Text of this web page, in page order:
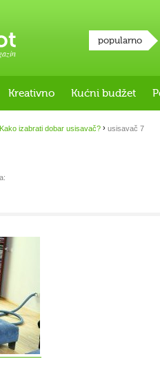
popularno
Kreativno Kućni budžet
Kako izabrati dobar usisavač? › usisavač 7